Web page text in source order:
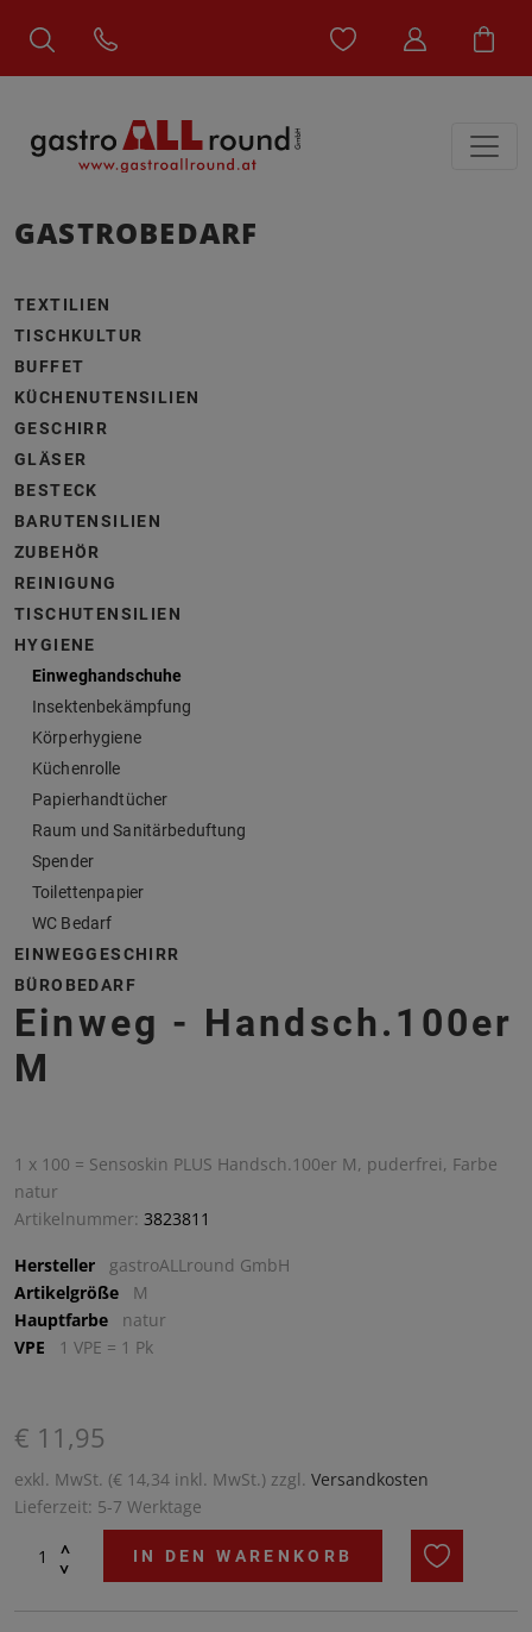
GASTROBEDARF
TEXTILIEN
TISCHKULTUR
BUFFET
KÜCHENUTENSILIEN
GESCHIRR
GLÄSER
BESTECK
BARUTENSILIEN
ZUBEHÖR
REINIGUNG
TISCHUTENSILIEN
HYGIENE
Einweghandschuhe
Insektenbekämpfung
Körperhygiene
Küchenrolle
Papierhandtücher
Raum und Sanitärbeduftung
Spender
Toilettenpapier
WC Bedarf
EINWEGGESCHIRR
BÜROBEDARF
Einweg - Handsch.100er
M
1 x 100 = Sensoskin PLUS Handsch.100er M, puderfrei, Farbe
natur
Artikelnummer: 3823811
Hersteller
gastroALLround GmbH
Artikelgröße
M
Hauptfarbe
natur
VPE
1 VPE = 1 Pk
€ 11,95
exkl. MwSt. (€ 14,34 inkl. MwSt.) zzgl. Versandkosten
Lieferzeit: 5-7 Werktage
^
^
IN DEN WARENKORB